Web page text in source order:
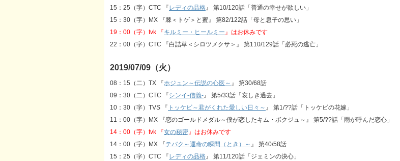
15：25（字）CTC 『レディの品格』 第10/120話「普通の幸せが欲しい」
15：30（字）MX 『棘＜トゲ＞と蜜』 第82/122話「母と息子の思い」
19：00（字）tvk 『キルミー・ヒールミー』はお休みです
22：00（字）CTC 『白詰草＜シロツメクサ＞』 第110/129話「必死の逃亡」
2019/07/09（火）
08：15（二）TX 『ホジュン～伝説の心医～ 』 第30/68話
09：30（二）CTC 『シンイ‐信義‐』 第5/33話「哀しき過去」
10：30（字）TVS 『 トッケビ～君がくれた愛しい日々～ 』 第1/??話「トッケビの花嫁」
11：00（字）MX 『恋のゴールドメダル～僕が恋したキム・ボクジュ～』 第5/??話「雨が呼んだ恋心」
14：00（字）tvk 『女の秘密』はお休みです
14：00（字）MX 『テバク～運命の瞬間（とき）～ 』 第40/58話
15：25（字）CTC 『レディの品格』 第11/120話「ジェミンの決心」